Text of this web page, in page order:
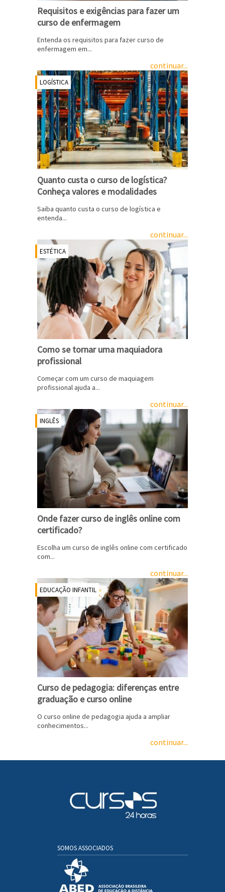
Requisitos e exigências para fazer um
curso de enfermagem
Entenda os requisitos para fazer curso de
enfermagem em...
continuar...
LOGÍSTICA
Quanto custa o curso de logística?
Conheça valores e modalidades
Saiba quanto custa o curso de logística e
entenda...
continuar...
ESTÉTICA
Como se tornar uma maquiadora
profissional
Começar com um curso de maquiagem
profissional ajuda a...
continuar...
INGLÊS
Onde fazer curso de inglês online com
certificado?
Escolha um curso de inglês online com certificado
com...
continuar...
EDUCAÇÃO INFANTIL
Curso de pedagogia: diferenças entre
graduação e curso online
O curso online de pedagogia ajuda a ampliar
conhecimentos...
continuar...
SOMOS ASSOCIADOS